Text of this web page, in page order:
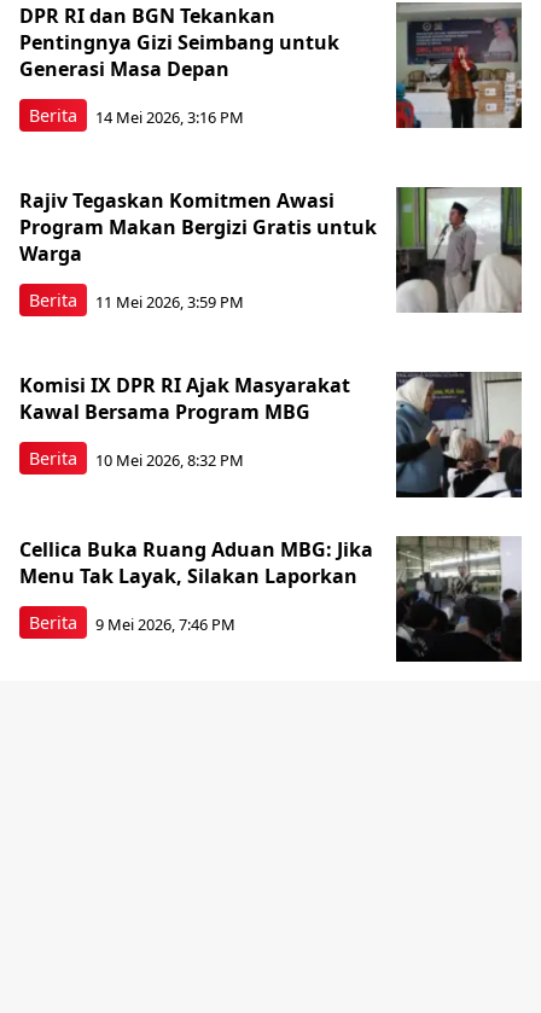
Berita
DPR RI dan BGN Tekankan
Pentingnya Gizi Seimbang untuk
Generasi Masa Depan
14 Mei 2026, 3:16 PM
Berita
Rajiv Tegaskan Komitmen Awasi
Program Makan Bergizi Gratis untuk
Warga
11 Mei 2026, 3:59 PM
Berita
Komisi IX DPR RI Ajak Masyarakat
Kawal Bersama Program MBG
10 Mei 2026, 8:32 PM
Berita
Cellica Buka Ruang Aduan MBG: Jika
Menu Tak Layak, Silakan Laporkan
9 Mei 2026, 7:46 PM